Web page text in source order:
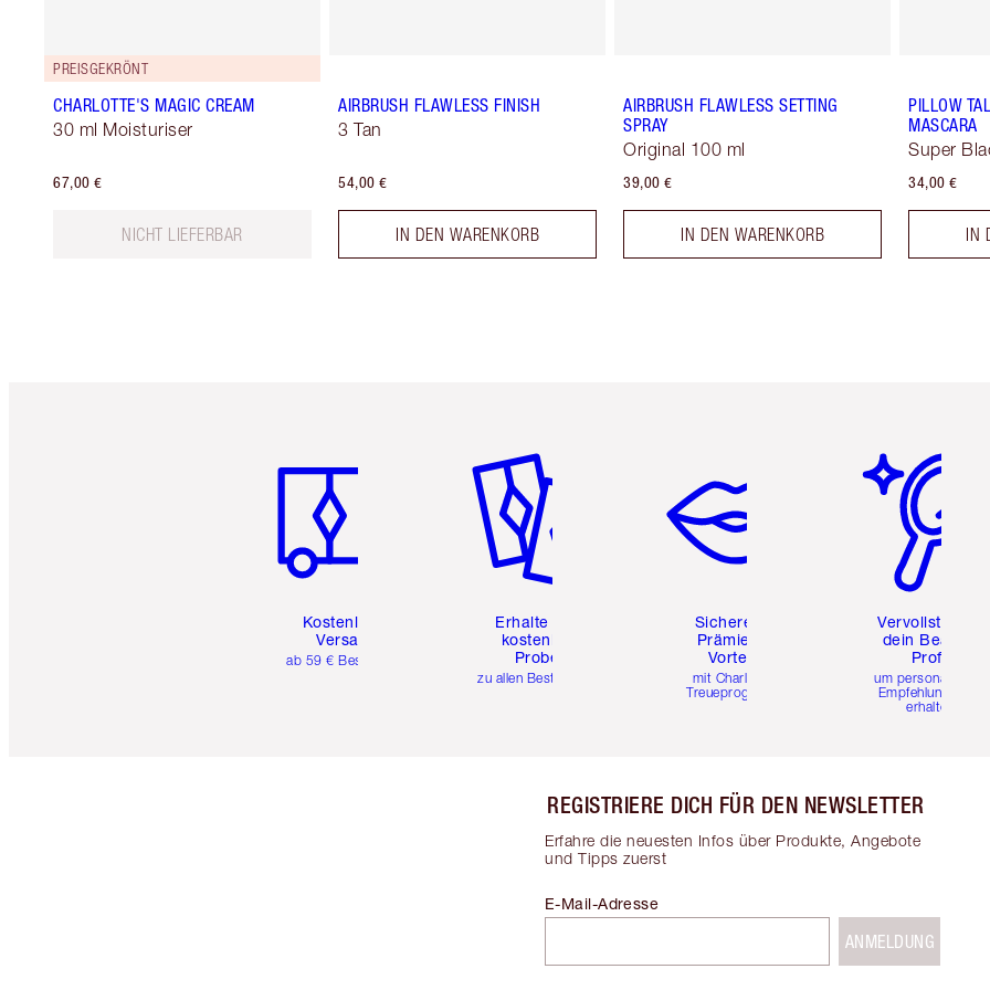
PREISGEKRÖNT
CHARLOTTE'S MAGIC CREAM
30 ml Moisturiser
67,00 €
NICHT LIEFERBAR
AIRBRUSH FLAWLESS FINISH
3 Tan
54,00 €
IN DEN WARENKORB
AIRBRUSH FLAWLESS SETTING
SPRAY
Original 100 ml
39,00 €
IN DEN WARENKORB
PILLOW
MASCARA
Super
34,00 €
IN
Kostenloser
Versand
ab 59 € Bestellwert
Erhalte zwei
kostenlose
Proben
zu allen Bestellungen
Sichere dir
Prämien &
Vorteile
mit Charlottes
Treueprogramm
dein Beauty-
Profil
um personalisierte
Empfehlungen zu
erhalten
REGISTRIERE DICH FÜR DEN NEWSLETTER
Erfahre die neuesten Infos über Produkte, Angebote
und Tipps zuerst
E-Mail-Adresse
ANMELDUNG